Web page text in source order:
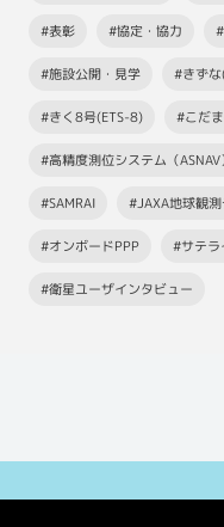
#表彰 #協定・協力
#施設公開・見学 #きずな
#きく8号(ETS-8) #こだ
#高精度測位システム（ASNAV
#SAMRAI #JAXA地球観
#オンボードPPP #サテラ
#衛星ユーザインタビュー